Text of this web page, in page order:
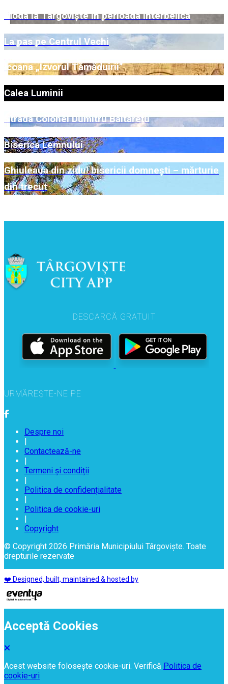
Moda la Târgoviște în perioada interbelică
La pas pe Centrul Vechi
Icoana „Izvorul Tămăduirii”
Calea Luminii
Strada Colonel Dumitru Băltărețu
Biserica Lemnului
Ghiuleaua din zidul bisericii domnești – mărturie
din trecut
DESCARCĂ GRATUIT
URMĂREȘTE-NE PE
Despre noi
Contactează-ne
Termeni și condiții
Politica de confidențialitate
Politica de cookie-uri
Copyright
© Copyright 2026 Primăria Municipiului Târgoviște. Toate
drepturile rezervate
❤️ Designed, built, maintained & hosted by
Acceptă Cookies
Acest website folosește cookie-uri. Verifică Politica de
cookie-uri